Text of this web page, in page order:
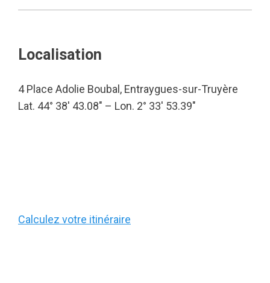
Localisation
4 Place Adolie Boubal, Entraygues-sur-Truyère
Lat. 44° 38′ 43.08″ – Lon. 2° 33′ 53.39″
Calculez votre itinéraire